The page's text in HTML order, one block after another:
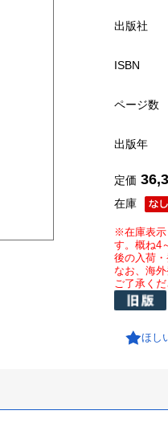
出版社
ISBN
ページ数
出版年
在庫
定価
※在庫表示
す。概ね4
後の入荷・
なお、海
ご了承くだ
ほし